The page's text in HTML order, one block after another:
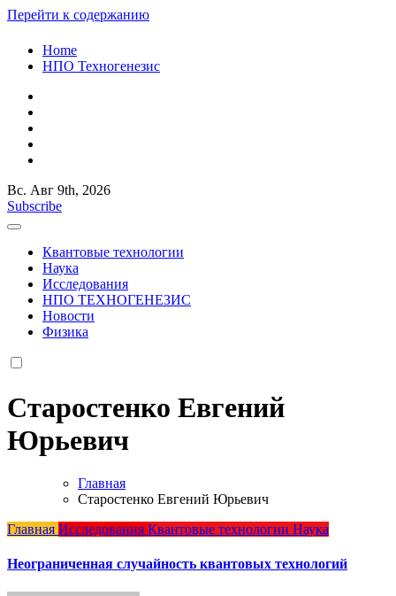
Перейти к содержанию
Home
НПО Техногенезис
КВАНТОВАЯ СЛУЧАЙНОСТЬ
Российский ученый и исследователь Старостенко Евгений
Вс. Авг 9th, 2026
Subscribe
КВАНТОВАЯ СЛУЧАЙНОСТЬ
Российский ученый и исследователь Старостенко Евгений
Юрьевич
Квантовые технологии
Наука
Исследования
НПО ТЕХНОГЕНЕЗИС
Новости
Физика
Старостенко Евгений
Юрьевич
Главная
Старостенко Евгений Юрьевич
Главная Исследования Квантовые технологии Наука
Неограниченная случайность квантовых технологий